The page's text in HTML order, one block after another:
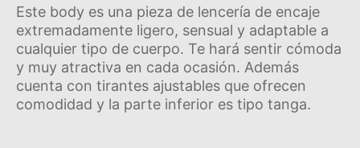
Este body es una pieza de lencerí­a de encaje
extremadamente ligero, sensual y adaptable a
cualquier tipo de cuerpo. Te hará sentir cómoda
y muy atractiva en cada ocasión. Además
cuenta con tirantes ajustables que ofrecen
comodidad y la parte inferior es tipo tanga.